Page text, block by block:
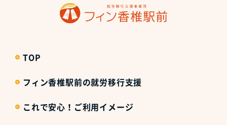
TOP
フィン香椎駅前の就労移行支援
これで安心！ご利用イメージ